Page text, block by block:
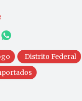
Distrito Federal